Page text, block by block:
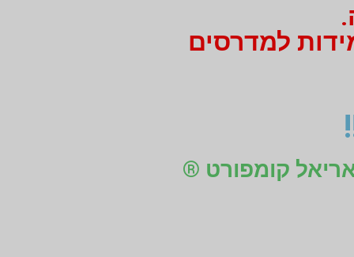
למדרסים
קומפורט ®